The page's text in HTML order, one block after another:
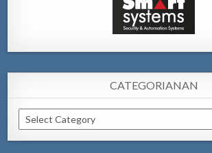
CATEGORIANAN
Categorianan